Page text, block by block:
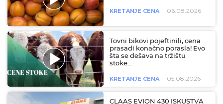
KRETANJE CENA 06.08.2026
Tovni bikovi pojeftinili, cena
prasadi konačno porasla! Evo
šta se dešava na tržištu
stoke…
KRETANJE CENA 05.08.2026
CLAAS EVION 430 ISKUSTVA